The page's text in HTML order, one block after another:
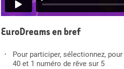
EuroDreams en bref
Pour participer, sélectionnez,
40 et 1 numéro de rêve sur 5